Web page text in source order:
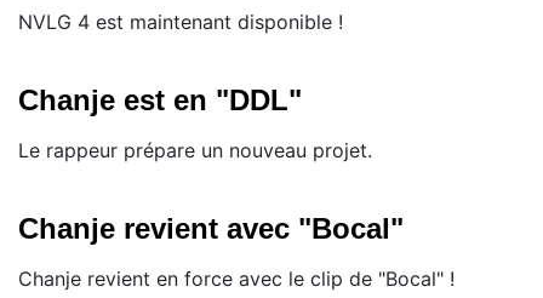
NVLG 4 est maintenant disponible !
Chanje est en "DDL"
Le rappeur prépare un nouveau projet.
Chanje revient avec "Bocal"
Chanje revient en force avec le clip de "Bocal" !